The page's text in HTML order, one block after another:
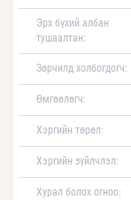
Эрх бүхий албан
тушаалтан:
Зөрчилд холбогдогч:
Өмгөөлөгч:
Хэргийн төрөл:
Хэргийн зүйлчлэл:
Хурал болох огноо: